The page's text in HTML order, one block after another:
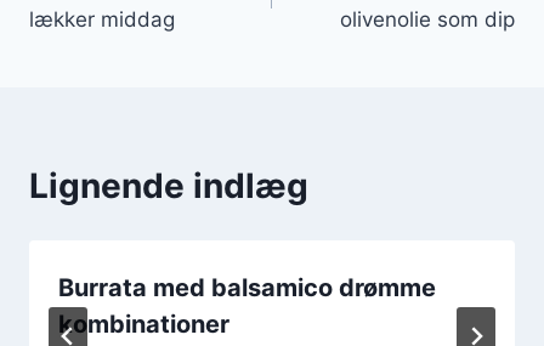
lækker middag
olivenolie som dip
Lignende indlæg
Burrata med balsamico drømme
kombinationer